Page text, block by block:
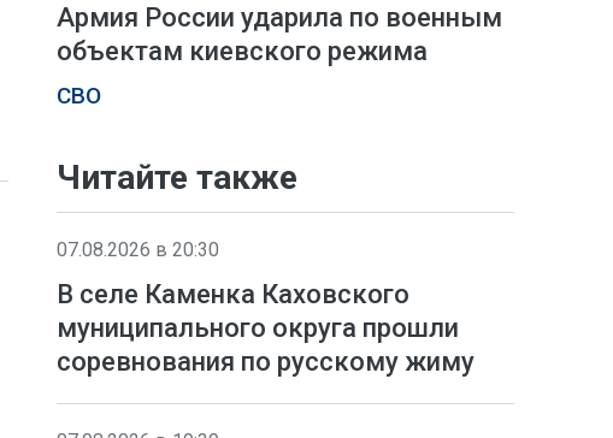
Армия России ударила по военным
объектам киевского режима
СВО
Читайте также
07.08.2026 в 20:30
В селе Каменка Каховского
муниципального округа прошли
соревнования по русскому жиму